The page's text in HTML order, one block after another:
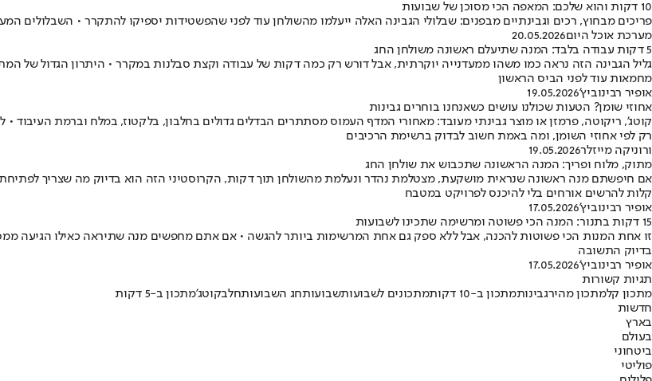
10 דקות והוא שלכם: המאפה הכי מסוכן של שבועות
פריכים מבחוץ, רכים וגבינתיים מבפנים: שבלולי הגבינה האלה ייעלמו מהשולחן עוד לפני שהפשטידות יספיקו להתקרר • השבלולים
מערכת אוכל היום20.05.2026
5 דקות עבודה בלבד: המנה שתיעלם ראשונה משולחן החג
גליל הגבינה הזה נראה כמו משהו ממעדנייה יוקרתית, אבל דורש רק כמה דקות של עבודה וקצת סבלנות במקרר • היתרון הגדול של
מחמאות עוד לפני הביס הראשון
אופיר רבינוביץ'19.05.2026
אחוזי שומן? הטעות שכולנו עושים כשאנחנו בוחרים גבינות
קוטג', ריקוטה, פרמזן או מוצר גבינתי מעובד: מאחורי המדף העמוס מסתתרים הבדלים גדולים בחלבון, בלקטוז, במלח וברמת העיבוד
רק לפי אחוזי השומן, ומה באמת חשוב לבדוק ברשימת הרכיבים
ורוניקה מייזלר19.05.2026
מתוק, מלוח ופריך: המנה הראשונה שתכבוש את שולחן החג
אם חיפשתם מנה ראשונה שנראית מושקעת, מצטלמת נהדר ונעלמת מהשולחן תוך דקות, הקרוסטיני הזה הוא בדיוק מה שצריך
קלות להרשים אורחים בלי להיכנס לפרויקט במטבח
אופיר רבינוביץ'17.05.2026
15 דקות בתנור: המנה הכי פשוטה ומרשימה שתכינו לשבועות
זו אחת המנות הכי פשוטות להכנה, אבל ללא ספק גם אחת המרשימות ביותר להגשה • אם אתם מחפשים מנה שתיראה כאילו הגיעה
בדיוק התשובה
אופיר רבינוביץ'17.05.2026
תגיות קשורות
מתכון קלמתכון מהירגבינותמתכון ב-10 דקות מתכונים לשבועותשבועותחג השבועותחלבקוטג'מתכון ב-5 דקות
חדשות
בארץ
בעולם
ביטחוני
פוליטי